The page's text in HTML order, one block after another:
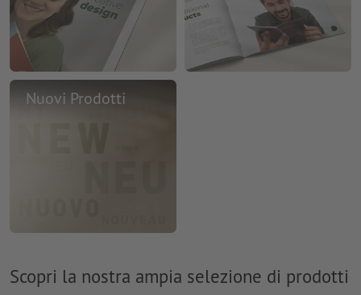
Nuovi Prodotti
Scopri la nostra ampia selezione di prodotti